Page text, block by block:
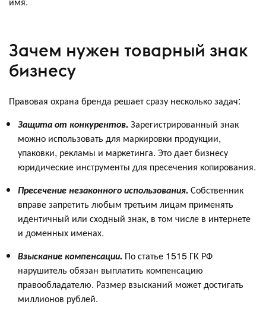
Зачем нужен товарный знак
бизнесу
Правовая охрана бренда решает сразу несколько задач:
Защита от конкурентов.Зарегистрированный знак
можно использовать для маркировки продукции,
упаковки, рекламы и маркетинга. Это дает бизнесу
юридические инструменты для пресечения копирования.
Пресечение незаконного использования.Собственник
вправе запретить любым третьим лицам применять
идентичный или сходный знак, в том числе в интернете
и доменных именах.
Взыскание компенсации. По статье 1515 ГК РФ
нарушитель обязан выплатить компенсацию
правообладателю. Размер взысканий может достигать
миллионов рублей.